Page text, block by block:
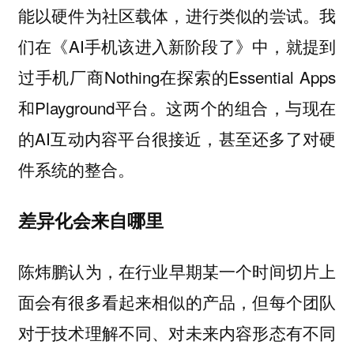
能以硬件为社区载体，进行类似的尝试。我
们在《AI手机该进入新阶段了》中，就提到
过手机厂商Nothing在探索的Essential Apps
和Playground平台。这两个的组合，与现在
的AI互动内容平台很接近，甚至还多了对硬
件系统的整合。
差异化会来自哪里
陈炜鹏认为， 在行业早期某一个时间切片上
面会有很多看起来相似的产品，但每个团队
对于技术理解不同、对未来内容形态有不同